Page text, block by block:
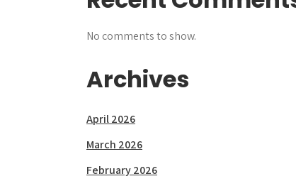
No comments to show.
Archives
April 2026
March 2026
February 2026